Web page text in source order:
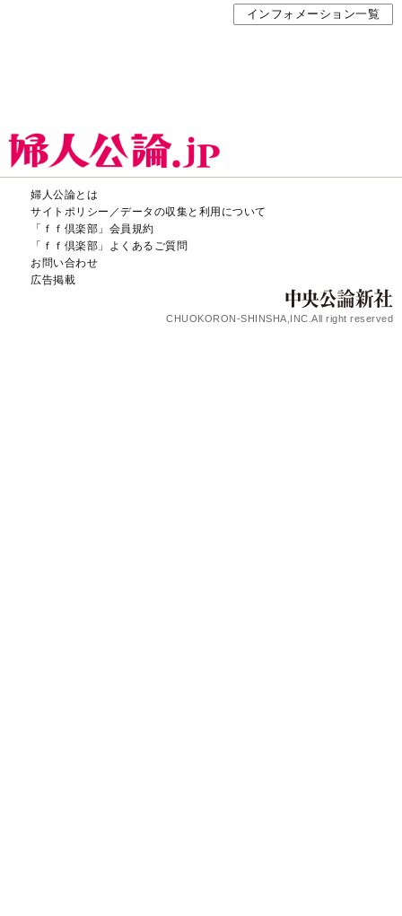
インフォメーション一覧
婦人公論とは
サイトポリシー／データの収集と利用について
「ｆｆ倶楽部」会員規約
「ｆｆ倶楽部」よくあるご質問
お問い合わせ
広告掲載
CHUOKORON-SHINSHA,INC.All right reserved